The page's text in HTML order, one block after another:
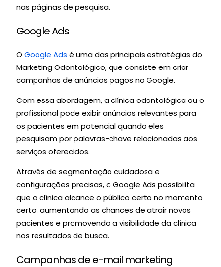
nas páginas de pesquisa.
Google Ads
O Google Ads é uma das principais estratégias do
Marketing Odontológico, que consiste em criar
campanhas de anúncios pagos no Google.
Com essa abordagem, a clínica odontológica ou o
profissional pode exibir anúncios relevantes para
os pacientes em potencial quando eles
pesquisam por palavras-chave relacionadas aos
serviços oferecidos.
Através de segmentação cuidadosa e
configurações precisas, o Google Ads possibilita
que a clínica alcance o público certo no momento
certo, aumentando as chances de atrair novos
pacientes e promovendo a visibilidade da clínica
nos resultados de busca.
Campanhas de e-mail marketing